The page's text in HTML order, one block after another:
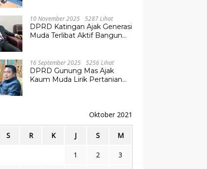
10 November 2025 5287 Lihat
DPRD Katingan Ajak Generasi
Muda Terlibat Aktif Bangun
16 September 2025 5256 Lihat
DPRD Gunung Mas Ajak
Kaum Muda Lirik Pertanian
Oktober 2021
S R K J S M
1 2 3